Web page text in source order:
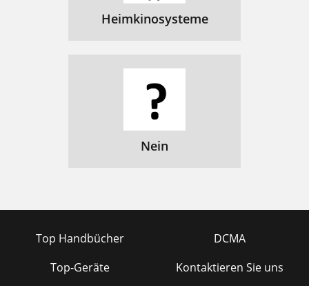
Heimkinosysteme
Nein
Top Handbücher
Top-Geräte
DCMA
Kontaktieren Sie uns